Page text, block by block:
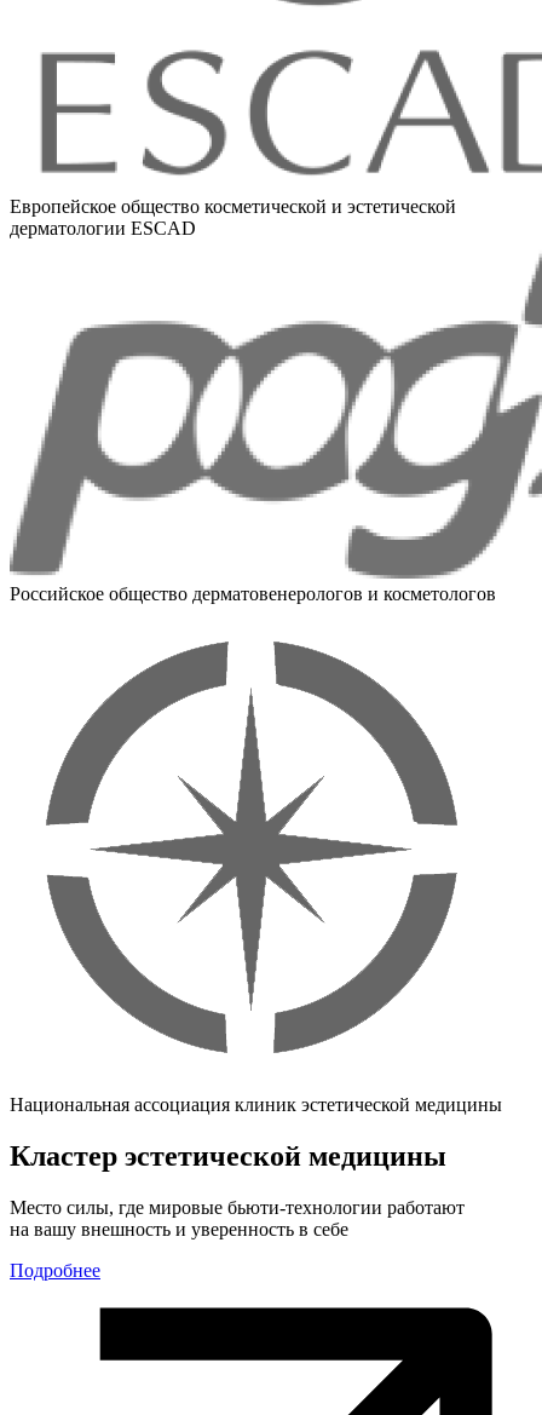
Европейское общество косметической и эстетической
дерматологии ESCAD
Российское общество дерматовенерологов и косметологов
Национальная ассоциация клиник эстетической медицины
Кластер эстетической медицины
Место силы, где мировые бьюти-технологии работают
на вашу внешность и уверенность в себе
Подробнее